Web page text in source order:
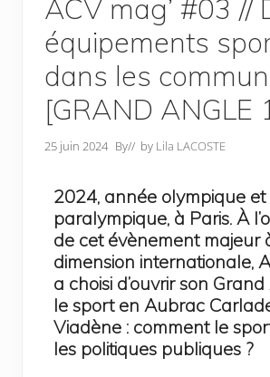
ACV mag’ #03 //
équipements
dans les
[GRAND ANGLE
25 juin 2024 By// by Lila LACOSTE
2024, année olympique et
paralympique, à Paris. À
de cet évènement majeur
dimension internationale,
a choisi d’ouvrir son
le sport en Aubrac
Viadène : comment le
les politiques publiques ?